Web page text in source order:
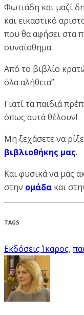
Φωτιάδη και μαζί
και εικαστικό
που θα αφήσει στα
συναίσθημα.
Από το βιβλίο
όλα αλήθεια”.
Γιατί τα παιδιά
όπως αυτά θέλουν!
Μη ξεχάσετε να
βιβλιοθήκης μας.
Και φυσικά να μας
στην ομάδα και
TAGS
Εκδόσεις Ίκαρος,